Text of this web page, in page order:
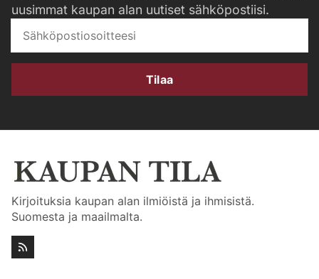
uusimmat kaupan alan uutiset sähköpostiisi.
Tilaa
Kirjoituksia kaupan alan ilmiöistä ja ihmisistä.
Suomesta ja maailmalta.